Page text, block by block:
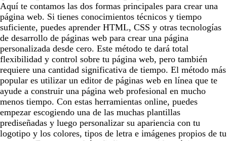
Aquí te contamos las dos formas principales para crear una
página web. Si tienes conocimientos técnicos y tiempo
suficiente, puedes aprender HTML, CSS y otras tecnologías
de desarrollo de páginas web para crear una página
personalizada desde cero. Este método te dará total
flexibilidad y control sobre tu página web, pero también
requiere una cantidad significativa de tiempo. El método más
popular es utilizar un editor de páginas web en línea que te
ayude a construir una página web profesional en mucho
menos tiempo. Con estas herramientas online, puedes
empezar escogiendo una de las muchas plantillas
prediseñadas y luego personalizar su apariencia con tu
logotipo y los colores, tipos de letra e imágenes propios de tu